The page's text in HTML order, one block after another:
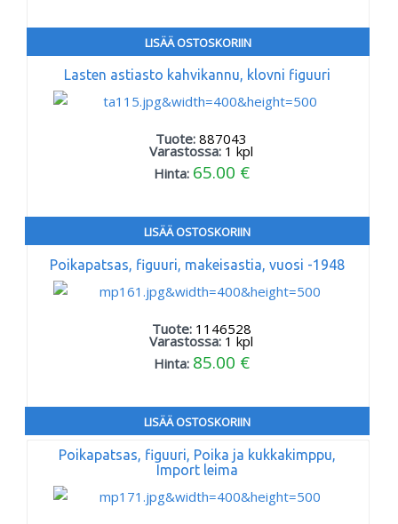
LISÄÄ OSTOSKORIIN
Lasten astiasto kahvikannu, klovni figuuri
Tuote:887043
Varastossa: 1 kpl
Hinta: 65.00 €
LISÄÄ OSTOSKORIIN
Poikapatsas, figuuri, makeisastia, vuosi -1948
Tuote: 1146528
Varastossa: 1 kpl
Hinta: 85.00 €
LISÄÄ OSTOSKORIIN
Poikapatsas, figuuri, Poika ja kukkakimppu,
Import leima